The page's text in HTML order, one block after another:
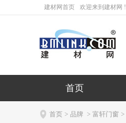
建材网首页 欢迎来到建材网 !
首页
 首页 > 品牌 > 富轩门窗 >